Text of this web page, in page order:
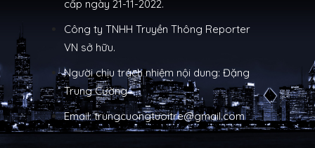
cấp ngày 21-11-2022.
Công ty TNHH Truyền Thông Reporter
VN sở hữu.
Người chịu trách nhiệm nội dung: Đặng
Trung Cường
Email: trungcuongtuoitre@gmail.com